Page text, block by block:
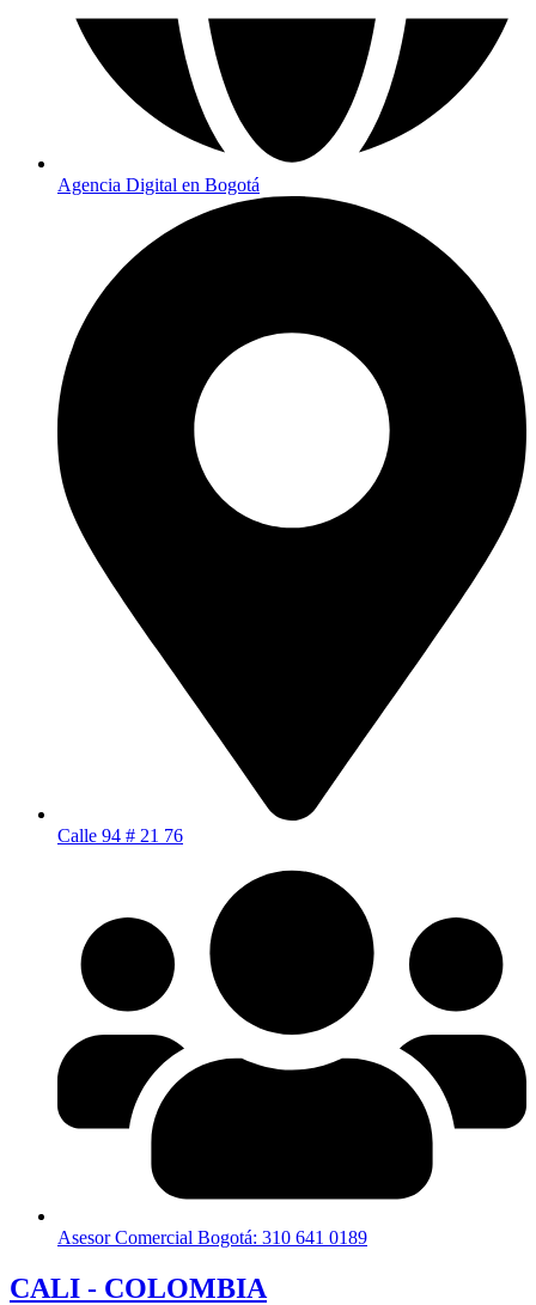
Agencia Digital en Bogotá
Calle 94 # 21 76
Asesor Comercial Bogotá: 310 641 0189
CALI - COLOMBIA